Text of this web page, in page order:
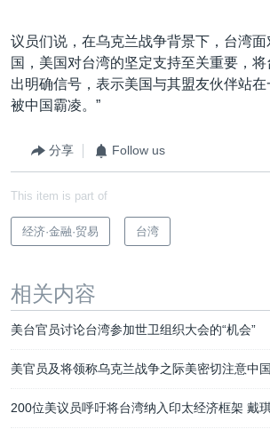
议员们说，在乌克兰战争背景下，台湾面
国，美国对台湾的坚定支持至关重要，
出明确信号，表示美国与其盟友伙伴站在
被中国霸凌。”
分享 Follow us
This item is part of
经济·金融·贸易 台湾
相关内容
美台官员讨论台湾参加世卫组织大会的“机会”
美官员及将领称乌克兰战争之际美密切注意中
200位美议员呼吁将台湾纳入印太经济框架 戴